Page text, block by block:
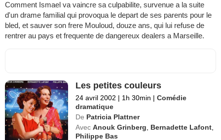
Comment Ismael va vaincre sa culpabilite, survenue a la suite
d'un drame familial qui provoqua le depart de ses parents pour le
bled, et sauver son frere Mouloud, douze ans, qui lui refuse de
rentrer au pays et frequente de dangereux dealers a Marseille.
Les petites couleurs
24 avril 2002 | 1h 30min | Comédie
dramatique
De Patricia Plattner
Avec Anouk Grinberg Bernadette Lafont
Philippe Bas